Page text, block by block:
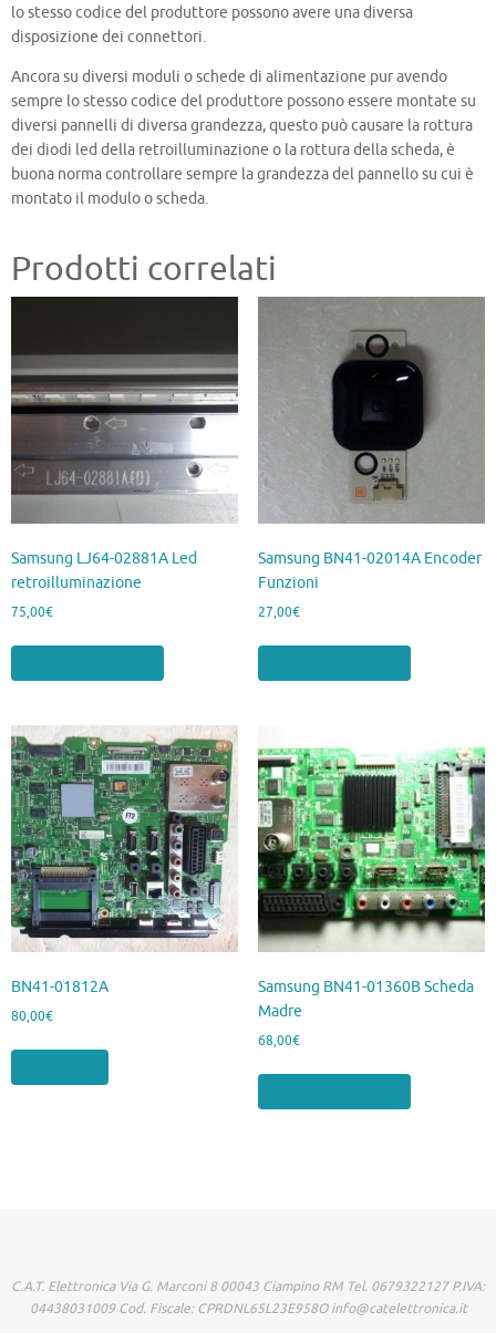
lo stesso codice del produttore possono avere una diversa
disposizione dei connettori.
Ancora su diversi moduli o schede di alimentazione pur avendo
sempre lo stesso codice del produttore possono essere montate su
diversi pannelli di diversa grandezza, questo può causare la rottura
dei diodi led della retroilluminazione o la rottura della scheda, è
buona norma controllare sempre la grandezza del pannello su cui è
montato il modulo o scheda.
Prodotti correlati
Samsung LJ64-02881A Led
retroilluminazione
75,00€
Samsung BN41-02014A Encoder
Funzioni
27,00€
BN41-01812A
80,00€
Samsung BN41-01360B Scheda
Madre
68,00€
C.A.T. Elettronica Via G. Marconi 8 00043 Ciampino RM Tel. 0679322127 P.IVA:
04438031009 Cod. Fiscale: CPRDNL65L23E958O info@catelettronica.it